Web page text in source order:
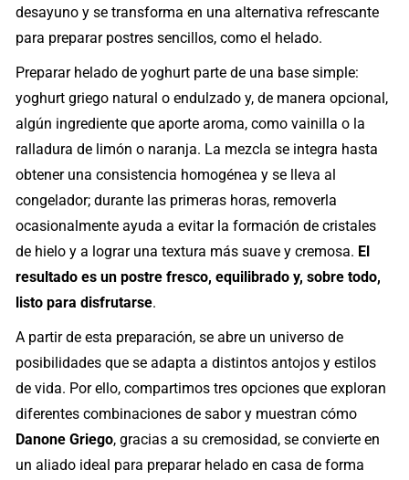
desayuno y se transforma en una alternativa refrescante
para preparar postres sencillos, como el helado.
Preparar helado de yoghurt parte de una base simple:
yoghurt griego natural o endulzado y, de manera opcional,
algún ingrediente que aporte aroma, como vainilla o la
ralladura de limón o naranja. La mezcla se integra hasta
obtener una consistencia homogénea y se lleva al
congelador; durante las primeras horas, removerla
ocasionalmente ayuda a evitar la formación de cristales
de hielo y a lograr una textura más suave y cremosa. El
resultado es un postre fresco, equilibrado y, sobre todo,
listo para disfrutarse.
A partir de esta preparación, se abre un universo de
posibilidades que se adapta a distintos antojos y estilos
de vida. Por ello, compartimos tres opciones que exploran
diferentes combinaciones de sabor y muestran cómo
Danone Griego, gracias a su cremosidad, se convierte en
un aliado ideal para preparar helado en casa de forma